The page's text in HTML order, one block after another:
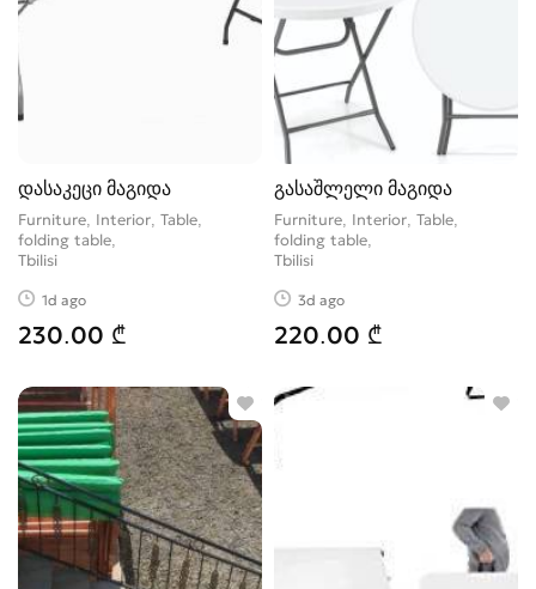
დასაკეცი მაგიდა
Furniture, Interior, Table,
folding table
Tbilisi
1d ago
230.00 ₾
გასაშლელი მაგიდა
Furniture, Interior, Table,
folding table
Tbilisi
3d ago
220.00 ₾